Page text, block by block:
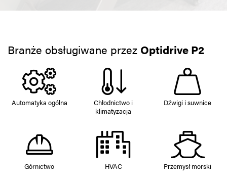
Branże obsługiwane przez Optidrive P2
Automatyka ogólna
Chłodnictwo i
klimatyzacja
Dźwigi i suwnice
Górnictwo HVAC Przemysł morski